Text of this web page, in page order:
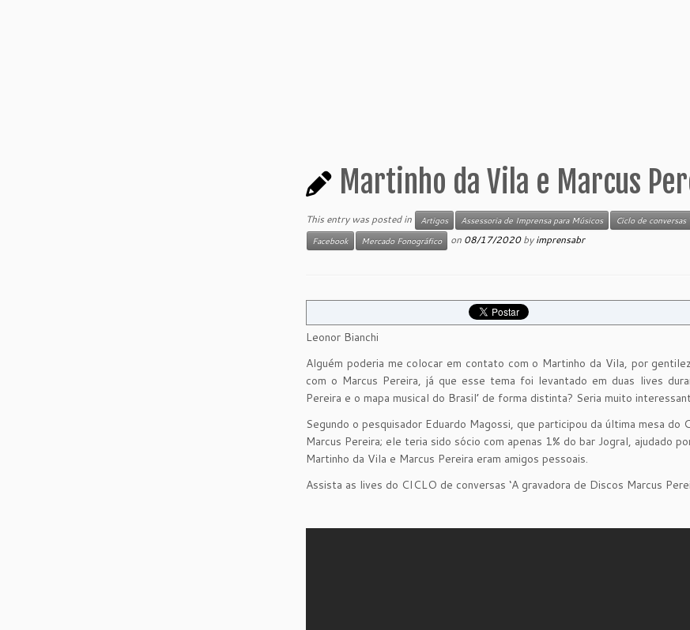
Martinho da Vila e Marcus
This entry was posted in Artigos Assessoria de Imprensa para Músicos Ciclo de
Facebook
Mercado Fonográfico on 08/17/2020 byimprensabr
Leonor Bianchi
Alguém poderia me colocar em contato com o Martinho da Vila, por
com o Marcus Pereira, já que esse tema foi levantado em duas lives
Pereira e o mapa musical do Brasil’ de forma distinta? Seria muito
Segundo o pesquisador Eduardo Magossi, que participou da última mesa do
Marcus Pereira; ele teria sido sócio com apenas 1% do bar Jogral, ajudado
Martinho da Vila e Marcus Pereira eram amigos pessoais.
Assista as lives do CICLO de conversas ‘A gravadora de Discos Marcus